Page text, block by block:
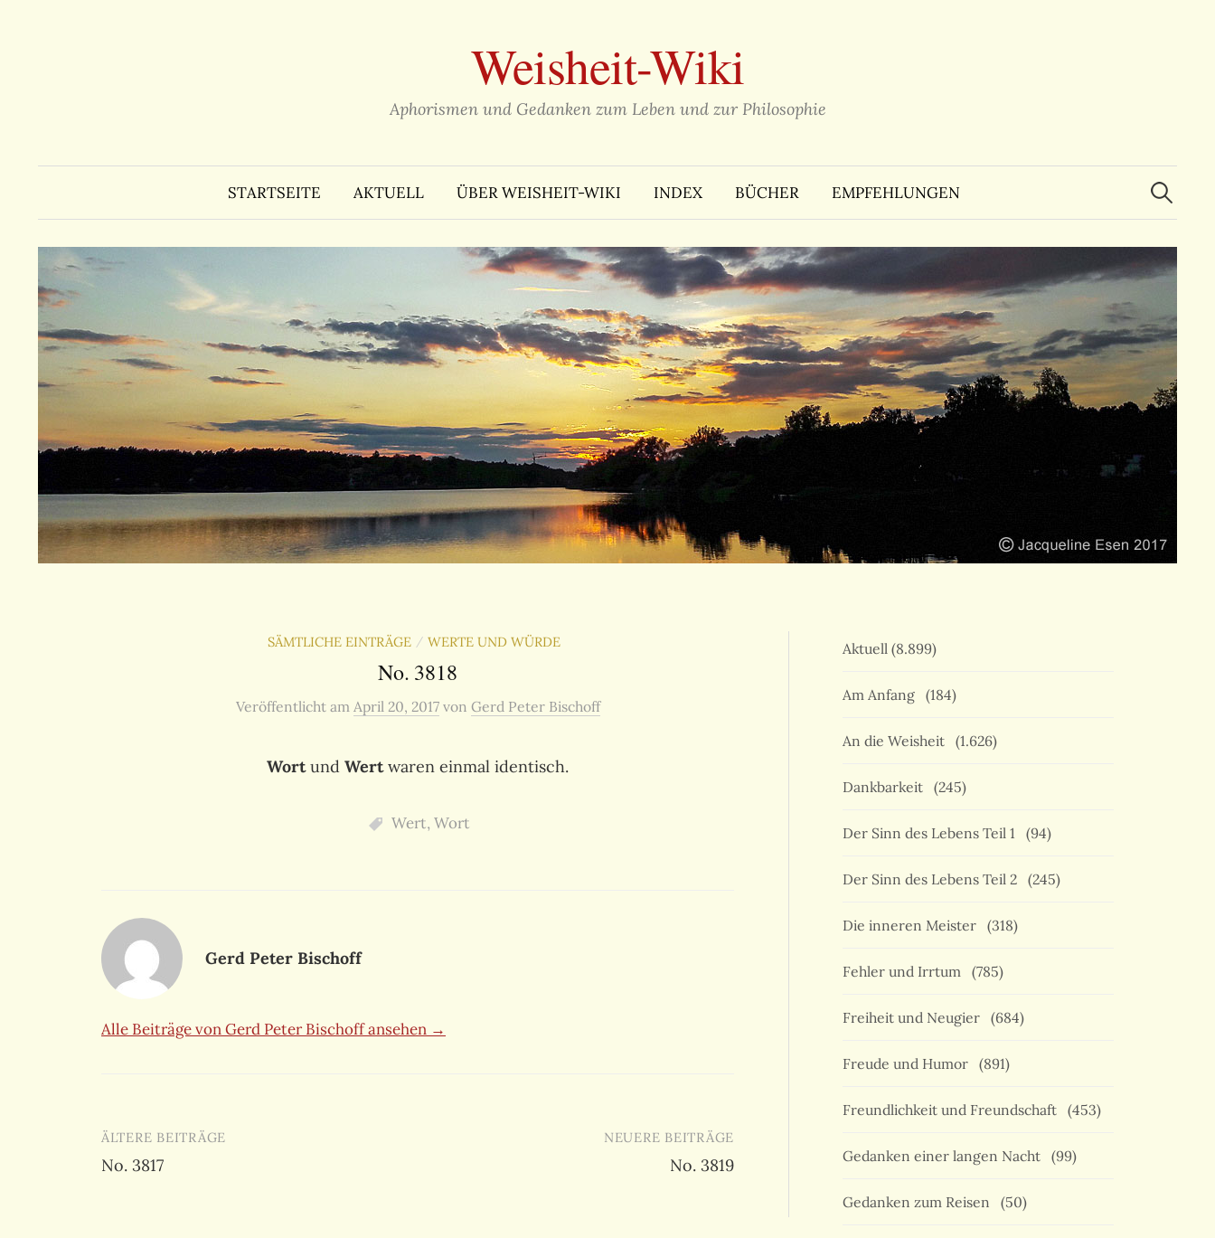
Weisheit-Wiki
Aphorismen und Gedanken zum Leben und zur Philosophie
STARTSEITE AKTUELL ÜBER WEISHEIT-WIKI INDEX BÜCHER EMPFEHLUNGEN
Suchen
nach:
SÄMTLICHE EINTRÄGE / WERTE UND WÜRDE
No. 3818
Veröffentlicht am April 20, 2017 von Gerd Peter Bischoff
Wortund Wertwaren einmal identisch.
Wert, Wort
Gerd Peter Bischoff
Alle Beiträge von Gerd Peter Bischoff ansehen →
Beitragsnavigation
ÄLTERE BEITRÄGE
No. 3817
NEUERE BEITRÄGE
No. 3819
Aktuell (8.899)
Am Anfang (184)
An die Weisheit (1.626)
Dankbarkeit (245)
Der Sinn des Lebens Teil 1 (94)
Der Sinn des Lebens Teil 2 (245)
Die inneren Meister (318)
Fehler und Irrtum (785)
Freiheit und Neugier (684)
Freude und Humor (891)
Freundlichkeit und Freundschaft (453)
Gedanken einer langen Nacht (99)
Gedanken zum Reisen (50)